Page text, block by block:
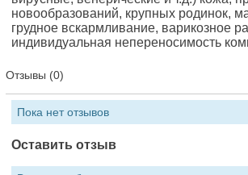
новообразований, крупных родинок,
грудное вскармливание, варикозное
индивидуальная непереносимость
Отзывы (0)
Пока нет отзывов
Оставить отзыв